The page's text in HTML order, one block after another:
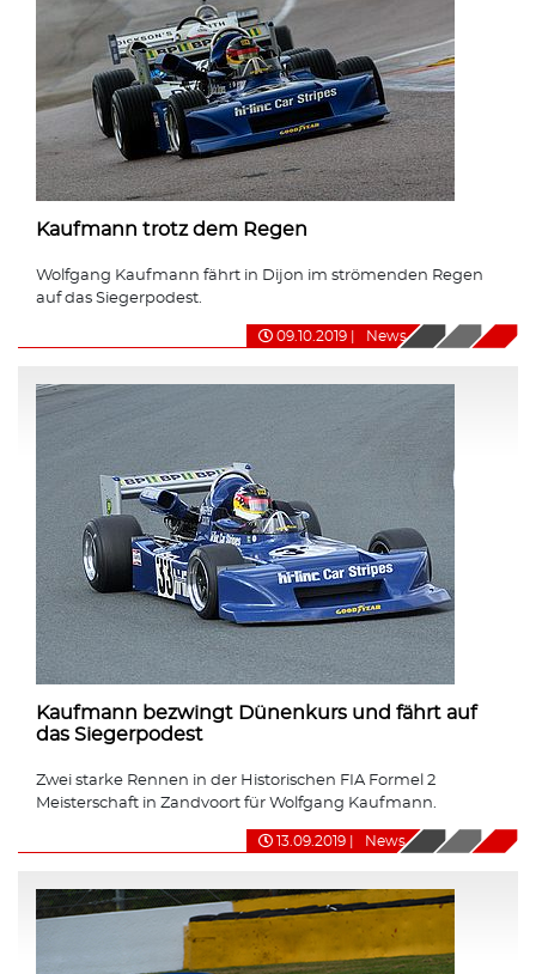
Kaufmann trotz dem Regen
Wolfgang Kaufmann fährt in Dijon im strömenden Regen
auf das Siegerpodest.
09.10.2019 News
Kaufmann bezwingt Dünenkurs und fährt auf
das Siegerpodest
Zwei starke Rennen in der Historischen FIA Formel 2
Meisterschaft in Zandvoort für Wolfgang Kaufmann.
13.09.2019 News